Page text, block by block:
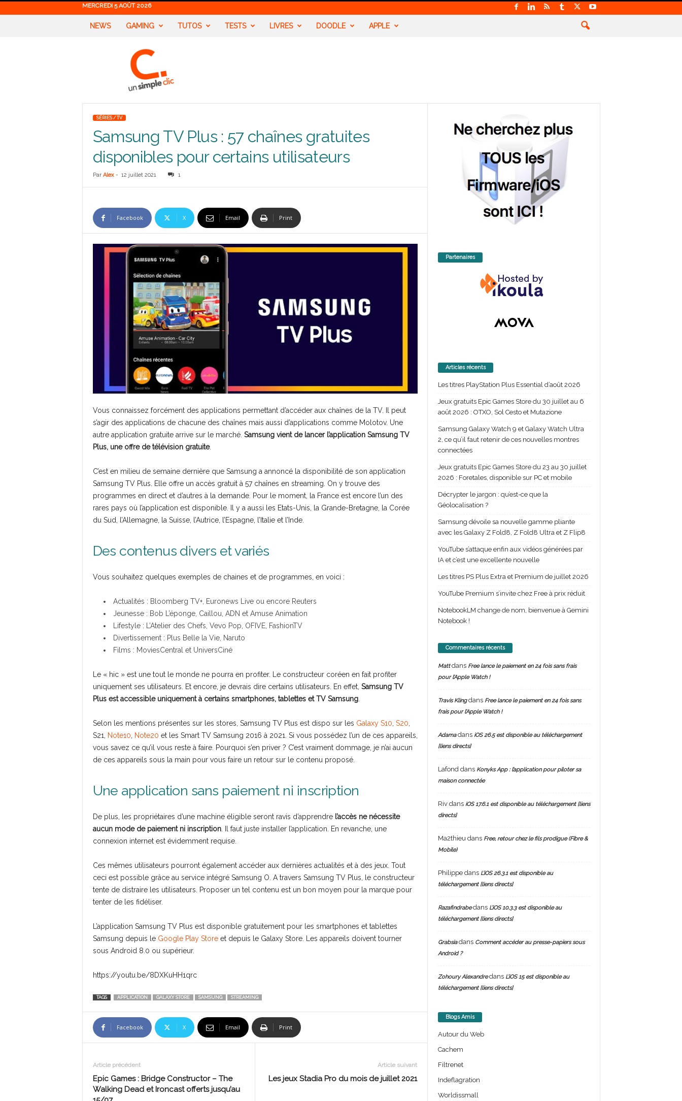
MERCREDI 5 AOÛT 2026
NEWS GAMING TUTOS TESTS LIVRES DOODLE APPLE
SÉRIES / TV
Samsung TV Plus : 57 chaînes gratuites
disponibles pour certains utilisateurs
Par Alex- 12 juillet 2021 1
Facebook X Email Print
Vous connaissez forcément des applications permettant d’accéder aux chaînes de la TV. Il peut
s’agir des applications de chacune des chaînes mais aussi d’applications comme Molotov. Une
autre application gratuite arrive sur le marché. Samsung vient de lancer l’application Samsung TV
Plus, une offre de télévision gratuite.
C’est en milieu de semaine dernière que Samsung a annoncé la disponibilité de son application
Samsung TV Plus. Elle offre un accès gratuit à 57 chaînes en streaming. On y trouve des
programmes en direct et d’autres à la demande. Pour le moment, la France est encore l’un des
rares pays où l’application est disponible. Il y a aussi les Etats-Unis, la Grande-Bretagne, la Corée
du Sud, l’Allemagne, la Suisse, l’Autrice, l’Espagne, l’Italie et l’Inde.
Des contenus divers et variés
Vous souhaitez quelques exemples de chaines et de programmes, en voici :
Actualités : Bloomberg TV+, Euronews Live ou encore Reuters
Jeunesse : Bob L’éponge, Caillou, ADN et Amuse Animation
Lifestyle : L’Atelier des Chefs, Vevo Pop, OFIVE, FashionTV
Divertissement : Plus Belle la Vie, Naruto
Films : MoviesCentral et UniversCiné
Le « hic » est une tout le monde ne pourra en profiter. Le constructeur coréen en fait profiter
uniquement ses utilisateurs. Et encore, je devrais dire certains utilisateurs. En effet, Samsung TV
Plus est accessible uniquement à certains smartphones, tablettes et TV Samsung.
Selon les mentions présentes sur les stores, Samsung TV Plus est dispo sur les Galaxy S10 S20
S21,
Note10 Note20 et les Smart TV Samsung 2016 à 2021. Si vous possédez l’un de ces appareils,
vous savez ce qu’il vous reste à faire. Pourquoi s’en priver ? C’est vraiment dommage, je n’ai aucun
de ces appareils sous la main pour vous faire un retour sur le contenu proposé.
Une application sans paiement ni inscription
De plus, les propriétaires d’une machine éligible seront ravis d’apprendre l’accès ne nécessite
aucun mode de paiement ni inscription. Il faut juste installer l’application. En revanche, une
connexion internet est évidemment requise.
Ces mêmes utilisateurs pourront également accéder aux dernières actualités et à des jeux. Tout
ceci est possible grâce au service intégré Samsung O. A travers Samsung TV Plus, le constructeur
tente de distraire les utilisateurs. Proposer un tel contenu est un bon moyen pour la marque pour
tenter de les fidéliser.
L’application Samsung TV Plus est disponible gratuitement pour les smartphones et tablettes
Samsung depuis le Google Play Storeet depuis le Galaxy Store. Les appareils doivent tourner
sous Android 8.0 ou supérieur.
https://youtu.be/8DXKuHH1qrc
TAGS APPLICATION GALAXY STORE SAMSUNG STREAMING
Facebook X Email Print
Article précédent
Epic Games : Bridge Constructor – The
Walking Dead et Ironcast offerts jusqu’au
Article suivant
Les jeux Stadia Pro du mois de juillet 2021
Partenaires
Articles récents
Les titres PlayStation Plus Essential d’août 2026
Jeux gratuits Epic Games Store du 30 juillet au 6
août 2026 : OTXO, Sol Cesto et Mutazione
Samsung Galaxy Watch 9 et Galaxy Watch Ultra
2, ce qu’il faut retenir de ces nouvelles montres
connectées
Jeux gratuits Epic Games Store du 23 au 30 juillet
2026 : Foretales, disponible sur PC et mobile
Décrypter le jargon : qu’est-ce que la
Géolocalisation ?
Samsung dévoile sa nouvelle gamme pliante
avec les Galaxy Z Fold8, Z Fold8 Ultra et Z Flip8
YouTube s’attaque enfin aux vidéos générées par
IA et c’est une excellente nouvelle
Les titres PS Plus Extra et Premium de juillet 2026
YouTube Premium s’invite chez Free à prix réduit
NotebookLM change de nom, bienvenue à Gemini
Notebook !
Commentaires récents
Mattdans Free lance le paiement en 24 fois sans frais
pour l’Apple Watch !
Travis Klingdans Free lance le paiement en 24 fois sans
frais pour l’Apple Watch !
Adamadans iOS 26.5 est disponible au téléchargement
[liens directs]
Lafond dans Konyks App : l’application pour piloter sa
maison connectée
Rivdans iOS 17.6.1 est disponible au téléchargement [liens
directs]
Ma2thieu dans Free, retour chez le fils prodigue (Fibre &
Mobile)
Philippedans L’iOS 26.3.1 est disponible au
téléchargement [liens directs]
Razafindrabedans L’iOS 10.3.3 est disponible au
téléchargement [liens directs]
Grabsiadans Comment accéder au presse-papiers sous
Android ?
Zohoury Alexandredans L’iOS 15 est disponible au
téléchargement [liens directs]
Blogs Amis
Autour du Web
Cachem
Filtrenet
Indeflagration
Worldissmall